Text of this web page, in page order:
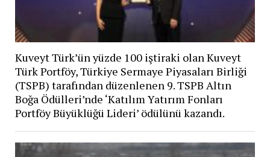
Kuveyt Türk’ün yüzde 100 iştiraki olan Kuveyt
Türk Portföy, Türkiye Sermaye Piyasaları Birliği
(TSPB) tarafından düzenlenen 9. TSPB Altın
Boğa Ödülleri’nde ‘Katılım Yatırım Fonları
Portföy Büyüklüğü Lideri’ ödülünü kazandı.